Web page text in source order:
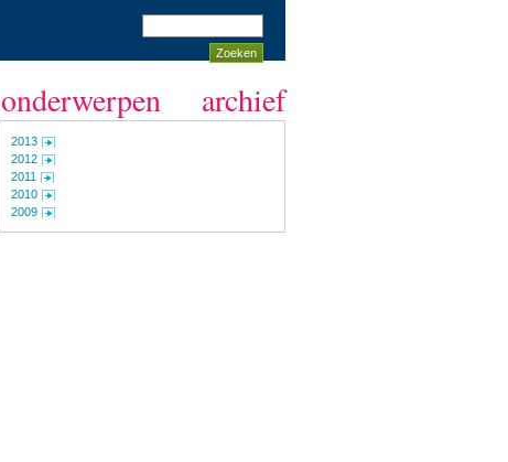
onderwerpen archief
2013
2012
2011
2010
2009